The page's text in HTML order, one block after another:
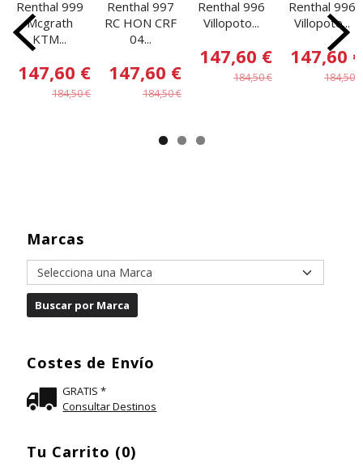
Marcas
Costes de Envío
GRATIS *
Consultar Destinos
Tu Carrito (0)
Renthal 999
Mcgrath
KTM...
147,60 €
184,50 €
Renthal 997
RC HON CRF
04...
147,60 €
184,50 €
Renthal 996
Villopoto...
147,60 €
184,50 €
Renthal 996
Villopoto...
147,60 €
184,50 €